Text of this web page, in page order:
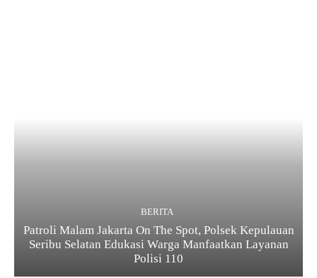
BERITA
Patroli Malam Jakarta On The Spot, Polsek Kepulauan
Seribu Selatan Edukasi Warga Manfaatkan Layanan
Polisi 110